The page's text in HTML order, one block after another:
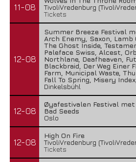
11-08
TivoliVredenburg
Tickets
12-08
Summer Breeze Festival
Arch Enemy, Saxon, Lamb
The Ghost Inside,
Paleface Swiss, Alcest,
Northlane, Deafheaven,
Blackbraid, Der Weg Einer
Farm, Municipal Waste,
Fall To Spring, Misery
Dinkelsbühl
12-08
Øyafestivalen Festival met
Bad Seeds
Oslo
12-08
High On Fire
TivoliVredenburg
Tickets